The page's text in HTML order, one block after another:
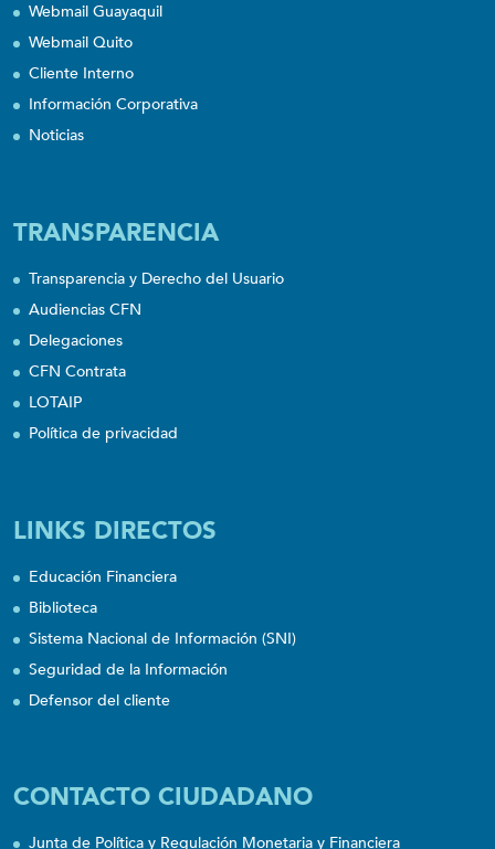
Webmail Guayaquil
Webmail Quito
Cliente Interno
Información Corporativa
Noticias
TRANSPARENCIA
Transparencia y Derecho del Usuario
Audiencias CFN
Delegaciones
CFN Contrata
LOTAIP
Política de privacidad
LINKS DIRECTOS
Educación Financiera
Biblioteca
Sistema Nacional de Información (SNI)
Seguridad de la Información
Defensor del cliente
CONTACTO CIUDADANO
Junta de Política y Regulación Monetaria y Financiera